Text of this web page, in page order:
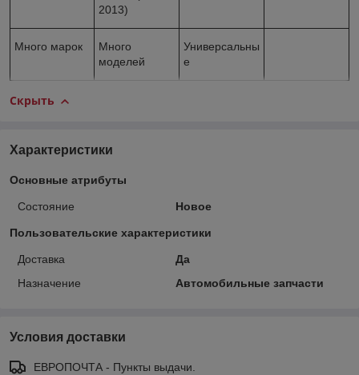
2013)
Много марок
Много
моделей
Универсальны
е
Скрыть
Характеристики
Основные атрибуты
Состояние Новое
Пользовательские характеристики
Доставка
Да
Назначение
Автомобильные запчасти
Условия доставки
ЕВРОПОЧТА - Пункты выдачи.